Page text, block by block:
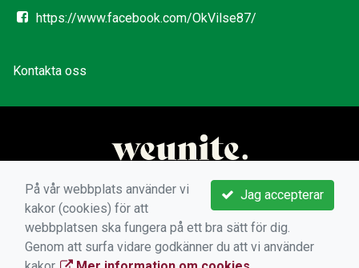
https://www.facebook.com/OkVilse87/
Kontakta oss
Jag accepterar
På vår webbplats använder vi
kakor (cookies) för att
webbplatsen ska fungera på ett bra sätt för dig.
Genom att surfa vidare godkänner du att vi använder